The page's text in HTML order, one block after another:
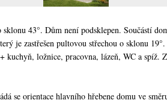
43°. Dům není podsklepen. Součástí
je zastřešen pultovou střechou o sklonu 19°.
ložnice, pracovna, lázeň, WC a spíž.
se orientace hlavního hřebene domu ve